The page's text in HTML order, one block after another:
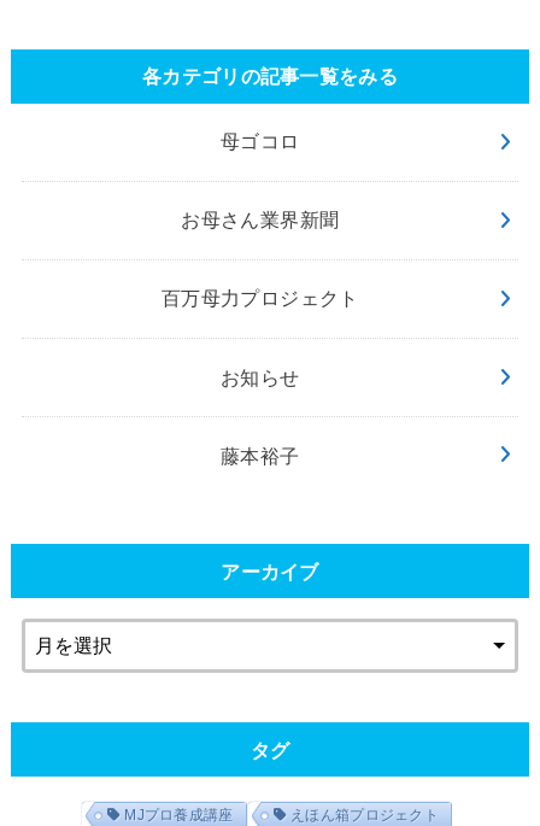
各カテゴリの記事一覧をみる
母ゴコロ
お母さん業界新聞
百万母力プロジェクト
お知らせ
藤本裕子
アーカイブ
タグ
MJプロ養成講座 えほん箱プロジェクト